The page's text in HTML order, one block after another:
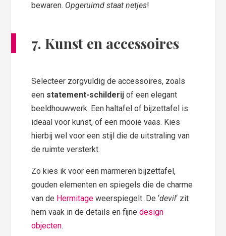
bewaren. Opgeruimd staat netjes!
7. Kunst en accessoires
Selecteer zorgvuldig de accessoires, zoals
een statement-schilderijof een elegant
beeldhouwwerk. Een haltafel of bijzettafel is
ideaal voor kunst, of een mooie vaas. Kies
hierbij wel voor een stijl die de uitstraling van
de ruimte versterkt.
Zo kies ik voor een marmeren bijzettafel,
gouden elementen en spiegels die de charme
van de Hermitage weerspiegelt. De ‘devil‘ zit
hem vaak in de details en fijnedesign
objecten.